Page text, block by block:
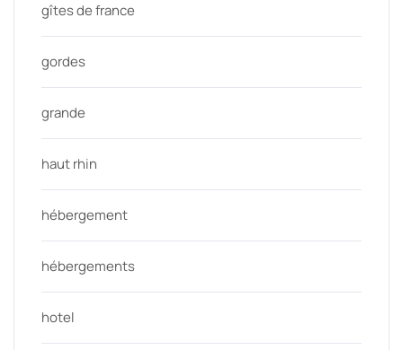
gîtes de france
gordes
grande
haut rhin
hébergement
hébergements
hotel